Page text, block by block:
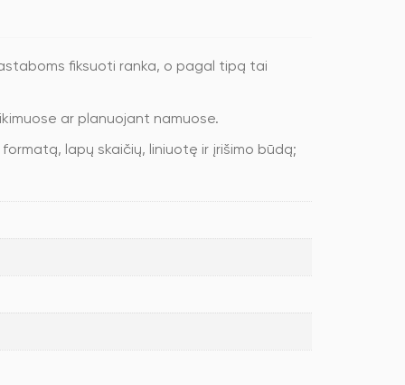
fiksuoti ranka, o pagal tipą tai
ar planuojant namuose.
formatą, lapų skaičių, liniuotę ir įrišimo būdą;